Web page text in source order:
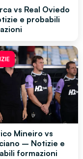
vs Real Oviedo
e probabili
Mineiro vs
– Notizie e
formazioni